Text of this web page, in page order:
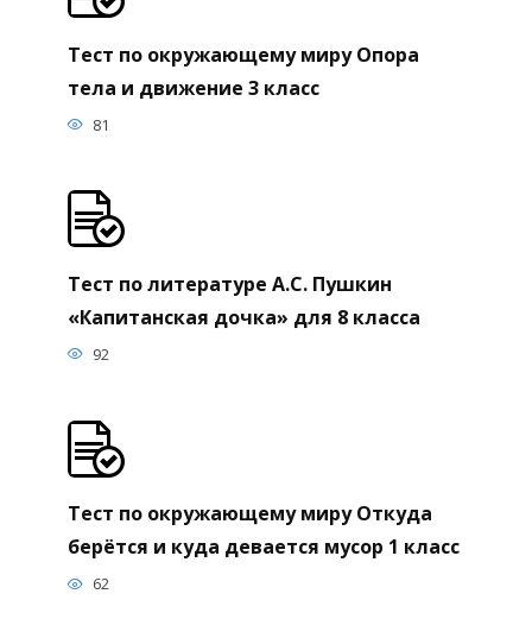
Тест по окружающему миру Опора
тела и движение 3 класс
81
Тест по литературе А.С. Пушкин
«Капитанская дочка» для 8 класса
92
Тест по окружающему миру Откуда
берётся и куда девается мусор 1 класс
62